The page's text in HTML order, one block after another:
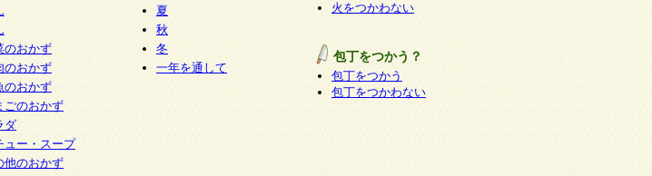
のおかず
のおかず
のおかず
ごのおかず
ダ
ュー・スープ
他のおかず
夏
秋
冬
一年を通して
火をつかわない
包丁をつかう？
包丁をつかう
包丁をつかわない